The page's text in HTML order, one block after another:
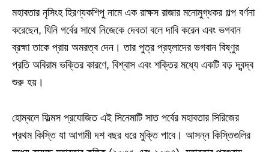
মহাবতার নৃসিংহ হিরণ্যকশিপু নামে এক রাক্ষস রাজার মনোমুগ্ধকর গল্প বর্ণনা
করেছেন, যিনি গর্বের সাথে নিজেকে দেবতা বলে দাবি করেন এবং ভগবান
ব্রহ্মা তাকে প্রায় অমরত্ব দেন। তার পুত্র প্রহ্লাদের ভগবান বিষ্ণুর
প্রতি অবিরাম ভক্তির কারণে, বিশ্বাস এবং শক্তির মধ্যে একটি বড় দ্বন্দ্ব
শুরু হয়।
হোম্বলে ফিল্মস প্রযোজিত এই সিনেমাটি সাত পর্বের মহাবতার সিরিজের
প্রথম কিস্তি যা আগামী দশ বছর ধরে মুক্তি পাবে। আসন্ন কিস্তিগুলির